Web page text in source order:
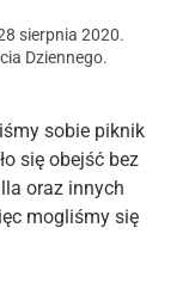
sierpnia 2020.
Dziennego.
sobie piknik
się obejść bez
oraz innych
mogliśmy się